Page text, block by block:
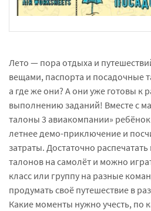
Лето — пора отдыха и
вещами, паспорта и посадочные
а где же они? А они уже готовы к
выполнению заданий! Вместе с
талоны 3 авиакомпании»
летнее демо-приключение и
затраты. Достаточно
талонов на самолёт и можно
класс или группу на разные
продумать своё путешествие в
Какие моменты нужно учесть, по